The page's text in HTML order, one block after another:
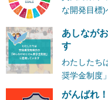
な開発目標)
あしなが
す
わたしたち
奨学金制度
がんばれ